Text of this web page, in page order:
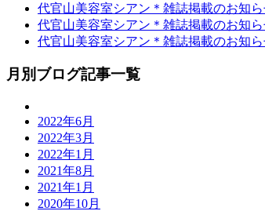
代官山美容室シアン＊雑誌掲載のお知ら
代官山美容室シアン＊雑誌掲載のお知ら
代官山美容室シアン＊雑誌掲載のお知
月別ブログ記事一覧
2022年6月
2022年3月
2022年1月
2021年8月
2021年1月
2020年10月